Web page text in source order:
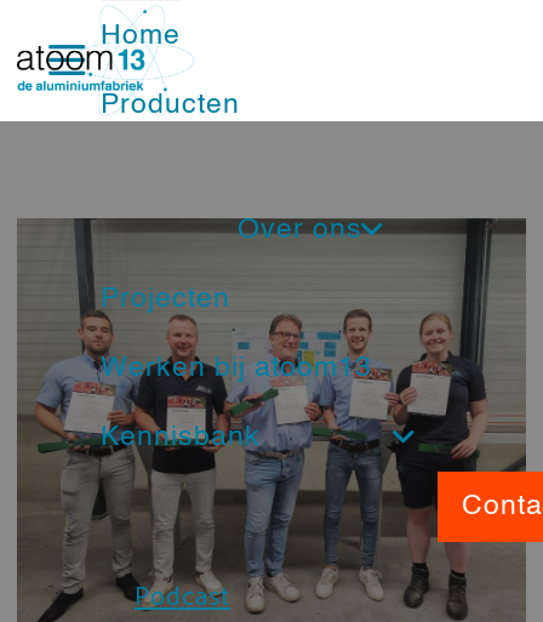
Home
Producten
Schuifpuien
Vliesgevels
Nood- en vluchtdeuren
Brandwerende kozijnen
Sloten en beveiliging
Projecten
Over ons
Ons Team
Service
Showroom
Werken bij atoom13
Kennisbank
Beeldbank
Brochures
Podcast